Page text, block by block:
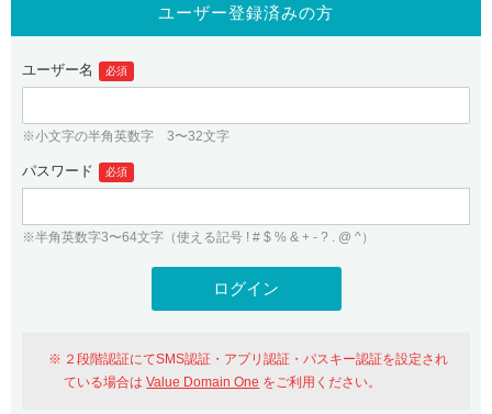
gTLDオークション NEW!
.jpドメインバックオーダー
プレミアムドメイン
人気ドメインの種類
WHOIS検索
紹介制度
バリュードメインAPI
ドメイン・ホスティングOEM
ログイン
従来のバリュードメインをご利用希望の方
Value Domainにログイン
おすすめ One レンタルサーバーを含む最新の機能を使う方
ユーザー登録
ユーザー登録済みの方
ユーザー名 必須
※小文字の半角英数字 3〜32文字
パスワード 必須
※半角英数字3〜64文字（使える記号 ! # $ % & + - ? . @ ^）
２段階認証にてSMS認証・アプリ認証・パスキー認証を設定され
ている場合はValue Domain One をご利用ください。